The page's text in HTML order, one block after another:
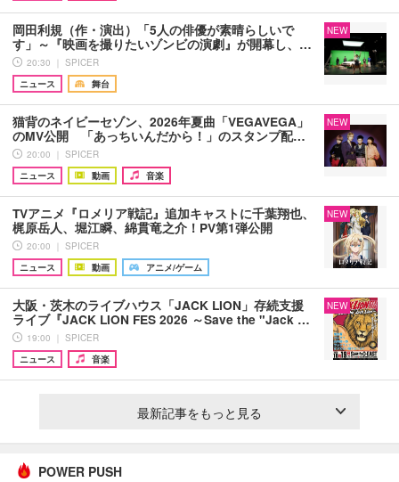
岡田利規（作・演出）「5人の俳優が素晴らしいで
す」～『映画を撮りたいゾンビの演劇』が開幕し、…
20:30 ｜ SPICER
ニュース
舞台
NEW
猫背のネイビーセゾン、2026年夏曲「VEGAVEGA」
のMV公開 「あっちいんだから！」のスタンプ配…
20:00 ｜ SPICER
ニュース
動画 音楽
NEW
TVアニメ『ロメリア戦記』追加キャストに千葉翔也、
梶原岳人、堀江瞬、綿貫竜之介！PV第1弾公開
20:00 ｜ SPICER
ニュース
動画 アニメ/ゲーム
NEW
大阪・茨木のライブハウス「JACK LION」存続支援
ライブ『JACK LION FES 2026 ～Save the "Jack …
19:00 ｜ SPICER
ニュース
音楽
NEW
最新記事をもっと見る
POWER PUSH